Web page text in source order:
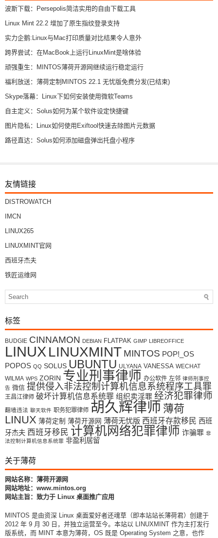
波斯下载：Persepolis简洁实用的自由下载工具
Linux Mint 22.2 增加了原生指纹登录支持
实力企鹅:Linux与Mac打印质量对比结果令人意外
跨界尝试：在MacBook上运行LinuxMint是啥体验
顽强重生：MINTOS薄荷开源网继续运行稳定运行
福利放送：薄荷定制MINTOS 22.1 无忧版免费分发(已结束)
Skype落幕：Linux下如何安装使用微软Teams
自主定义：Solus如何为某个软件设定快捷键
图片隐私：Linux如何使用Exiftool快速去除图片元数据
路径直达：Solus如何添加磁盘弹出托盘小程序
友情链接
DISTROWATCH
IMCN
LINUX265
LINUXMINT官网
西班牙杰夫
铁匠运维网
标签
BUDGIE CINNAMON DEBIAN FLATPAK GIMP LIBREOFFICE
LINUX LINUXMINT MINTOS POP!_OS
POPOS QQ SOLUS UBUNTU ULYANA VANESSA WECHAT
WILMA WPS ZORIN 专业刑事律师 办公软件 左邻 律师刑事控
告 微信 提供侵入非法控制计算机信息系统程序工具罪
王昌江律师 破坏计算机信息系统罪 组织卖淫罪 经济犯罪律师
翻墙违法 聊天软件 职务犯罪律师 胡久辉律师 薄荷
LINUX 薄荷定制 薄荷开源网 薄荷无忧版 西班牙存款移民 西班
牙杰夫 西班牙移民 计算机网络犯罪律师 诈骗罪 非
法控制计算机信息系统罪 非盈利居留
关于薄荷
网站名称：薄荷开源网
网站地址：www.mintos.org
网站主旨：致力于 Linux 桌面推广应用
MINTOS 是由资深 Linux 桌面爱好者还魂草（即本站站长薄荷君）创建于
2012 年 9 月 30 日，并独立运营至今。本站以 LINUXMINT 作为主打发行
版系统，而 MINT 本意为薄荷，OS 既是 Operating System 之意，也作